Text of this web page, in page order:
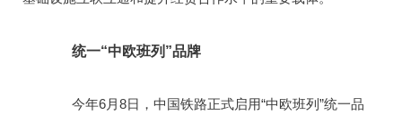
统一“中欧班列”品牌
今年6月8日，中国铁路正式启用“中欧班列”统一品